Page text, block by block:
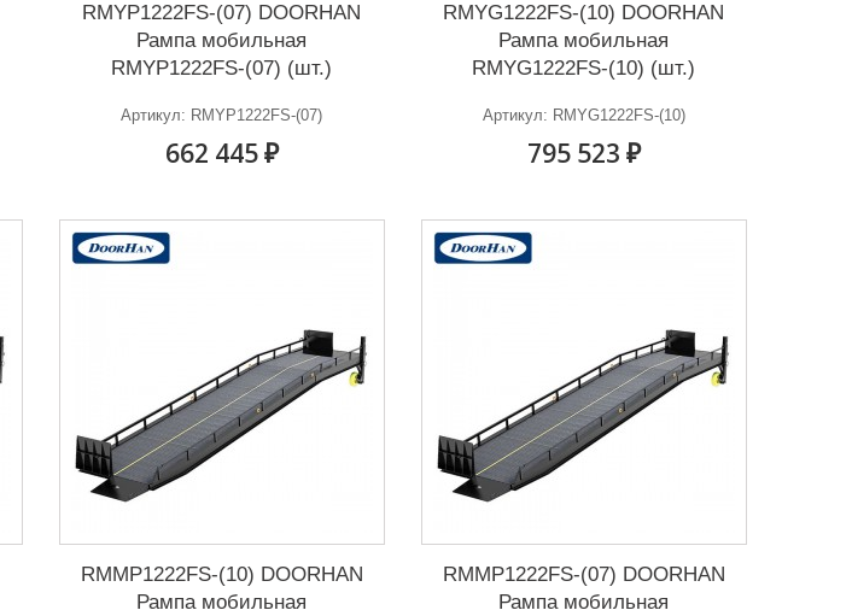
RMYP1222FS-(07) DOORHAN
Рампа мобильная
RMYP1222FS-(07) (шт.)
Артикул: RMYP1222FS-(07)
662 445 ₽
RMYG1222FS-(10) DOORHAN
Рампа мобильная
RMYG1222FS-(10) (шт.)
Артикул: RMYG1222FS-(10)
795 523 ₽
RMMP1222FS-(10) DOORHAN
Рампа мобильная
RMMP1222FS-(07) DOORHAN
Рампа мобильная